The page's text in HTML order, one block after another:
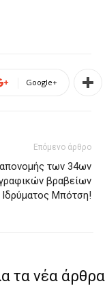
Google+
Επόμενο άρθρο
των 34ων
βραβείων
Ιδρύματος Μπότση!
τα νέα άρθρα